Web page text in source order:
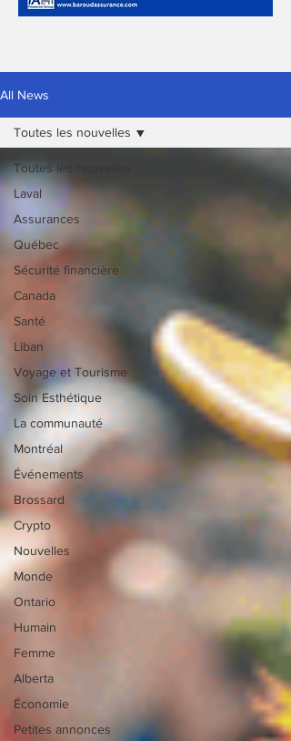
All News
Toutes les nouvelles
Laval
Assurances
Québec
Sécurité financière
Canada
Santé
Liban
Voyage et Tourisme
Soin Esthétique
La communauté
Montréal
Événements
Brossard
Crypto
Nouvelles
Monde
Ontario
Humain
Femme
Alberta
Économie
Petites annonces
Toutes les nouvelles